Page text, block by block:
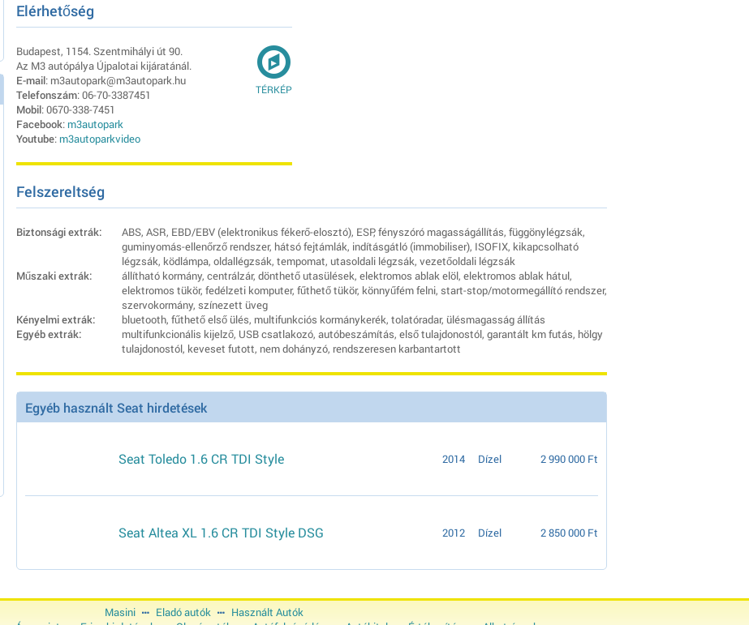
Elérhetőség
TÉRKÉP
Budapest, 1154. Szentmihályi út 90.
Az M3 autópálya Újpalotai kijáratánál.
E-mail: m3autopark@m3autopark.hu
Telefonszám: 06-70-3387451
Mobil: 0670-338-7451
Facebook: m3autopark
Youtube: m3autoparkvideo
Felszereltség
Biztonsági extrák:
ABS, ASR, EBD/EBV (elektronikus fékerő-elosztó), ESP, fényszóró magasságállítás, függönylégzsák,
guminyomás-ellenőrző rendszer, hátsó fejtámlák, indításgátló (immobiliser), ISOFIX, kikapcsolható
légzsák, ködlámpa, oldallégzsák, tempomat, utasoldali légzsák, vezetőoldali légzsák
Műszaki extrák:
állítható kormány, centrálzár, dönthető utasülések, elektromos ablak elöl, elektromos ablak hátul,
elektromos tükör, fedélzeti komputer, fűthető tükör, könnyűfém felni, start-stop/motormegállító rendszer,
szervokormány, színezett üveg
Kényelmi extrák:
bluetooth, fűthető első ülés, multifunkciós kormánykerék, tolatóradar, ülésmagasság állítás
Egyéb extrák:
multifunkcionális kijelző, USB csatlakozó, autóbeszámítás, első tulajdonostól, garantált km futás, hölgy
tulajdonostól, keveset futott, nem dohányzó, rendszeresen karbantartott
Egyéb használt Seat hirdetések
Seat Toledo 1.6 CR TDI Style 2014 Dízel 2 990 000 Ft
Seat Altea XL 1.6 CR TDI Style DSG 2012 Dízel 2 850 000 Ft
Masini Eladó autók
Használt Autók